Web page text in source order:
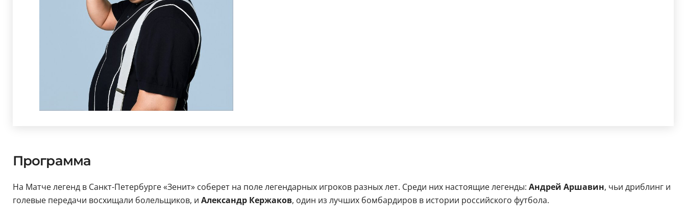
Программа
На Матче легенд в Санкт-Петербурге «Зенит» соберет на поле легендарных игроков разных лет. Среди них настоящие легенды: Андрей Аршавин, чьи дриблинг и
голевые передачи восхищали болельщиков, и Александр Кержаков, один из лучших бомбардиров в истории российского футбола.